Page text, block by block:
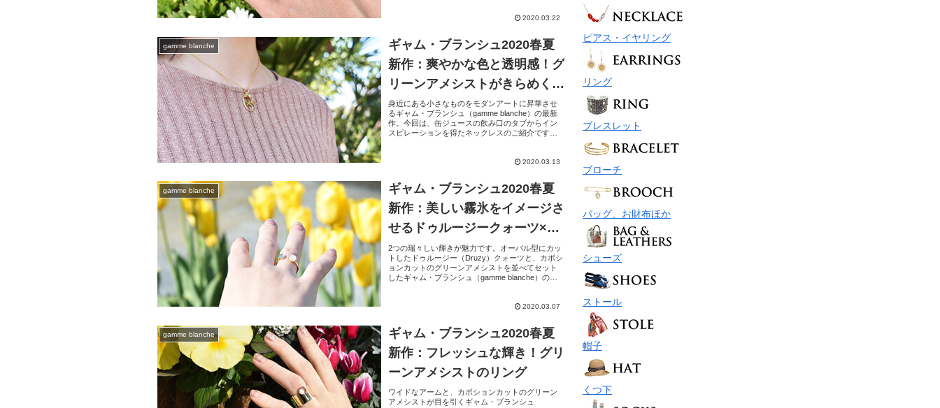
2020.03.22
gamme blanche
ギャム・ブランシュ2020春夏
新作：爽やかな色と透明感！グ
リーンアメシストがきらめくシ
ョートネックレス
身近にある小さなものをモダンアートに昇華させ
るギャム・ブランシュ（gamme blanche）の最新
作。今回は、缶ジュースの飲み口のタブからイン
スピレーションを得たネックレスのご紹介です。
2020.03.13
gamme blanche
ギャム・ブランシュ2020春夏
新作：美しい霧氷をイメージさ
せるドゥルージークォーツ×グ
リーンアメシストのリング
2つの瑞々しい輝きが魅力です。オーバル型にカッ
トしたドゥルージー（Druzy）クォーツと、カボシ
ョンカットのグリーンアメシストを並べてセット
したギャム・ブランシュ（gamme blanche）の新
2020.03.07
gamme blanche
ギャム・ブランシュ2020春夏
新作：フレッシュな輝き！グリ
ーンアメシストのリング
ワイドなアームと、カボションカットのグリーン
アメシストが目を引くギャム・ブランシュ
ピアス・イヤリング
リング
ブレスレット
ブローチ
バッグ、お財布ほか
シューズ
ストール
帽子
くつ下